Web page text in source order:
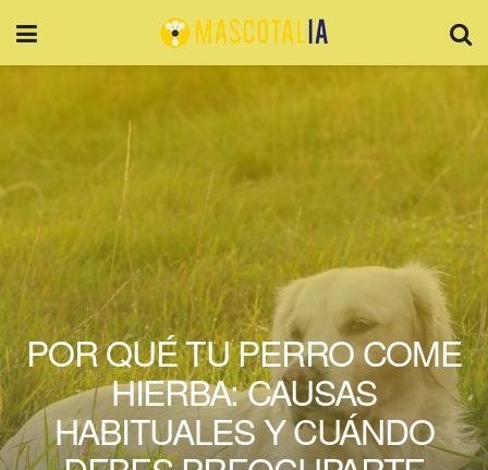
POR QUÉ TU PERRO COME
HIERBA: CAUSAS
HABITUALES Y CUÁNDO